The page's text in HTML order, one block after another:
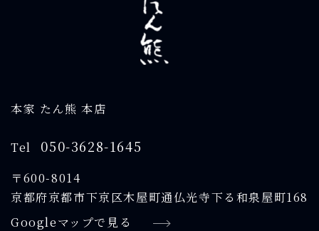
本家 たん熊 本店
Tel 050-3628-1645
〒600-8014
京都府京都市下京区木屋町通仏光寺下る和泉屋町168
Googleマップで見る